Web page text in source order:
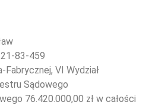
83-459
Fabrycznej, VI Wydział
Sądowego
76.420.000,00 zł w całości